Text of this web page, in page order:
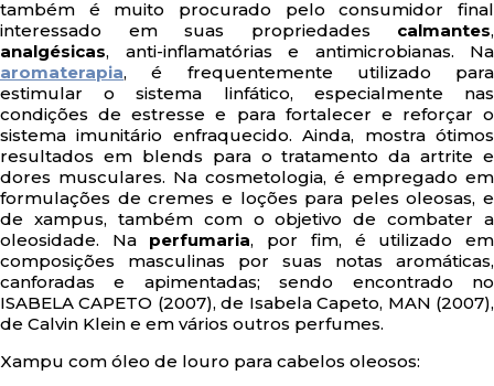
também é muito procurado pelo consumidor final
interessado em suas propriedades calmantes,
analgésicas, anti-inflamatórias e antimicrobianas. Na
aromaterapia, é frequentemente utilizado para
estimular o sistema linfático, especialmente nas
condições de estresse e para fortalecer e reforçar o
sistema imunitário enfraquecido. Ainda, mostra ótimos
resultados em blends para o tratamento da artrite e
dores musculares. Na cosmetologia, é empregado em
formulações de cremes e loções para peles oleosas, e
de xampus, também com o objetivo de combater a
oleosidade. Na perfumaria, por fim, é utilizado em
composições masculinas por suas notas aromáticas,
canforadas e apimentadas; sendo encontrado no
ISABELA CAPETO (2007), de Isabela Capeto, MAN (2007),
de Calvin Klein e em vários outros perfumes.
Xampu com óleo de louro para cabelos oleosos: